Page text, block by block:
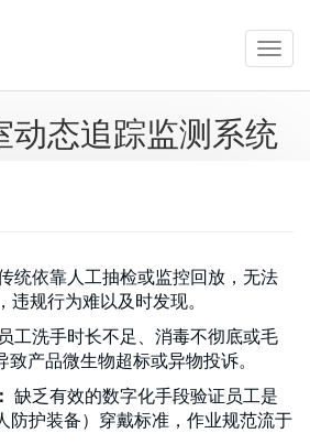
动态追踪监测系统
统依靠人工抽检或监控回放，无法
违规行为难以及时发现。
员工洗手时长不足、消毒不彻底或毛
产品微生物超标或异物投诉。
缺乏有效的数字化手段验证员工是
防护装备）穿戴标准，作业规范流于